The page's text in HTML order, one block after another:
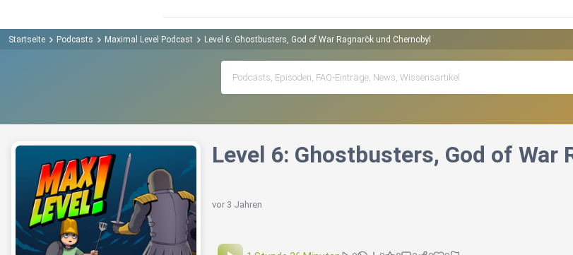
Startseite Podcasts Maximal Level Podcast Level 6: Ghostbusters, God of War Ragnarök und Chernobyl
Level 6: Ghostbusters, God of War
vor 3 Jahren